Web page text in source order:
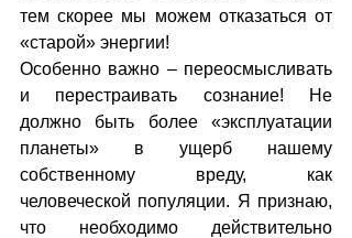
тем скорее мы можем отказаться от
«старой» энергии!
Особенно важно – переосмысливать
и перестраивать сознание! Не
должно быть более «эксплуатации
планеты» в ущерб нашему
собственному вреду, как
человеческой популяции. Я признаю,
что необходимо действительно